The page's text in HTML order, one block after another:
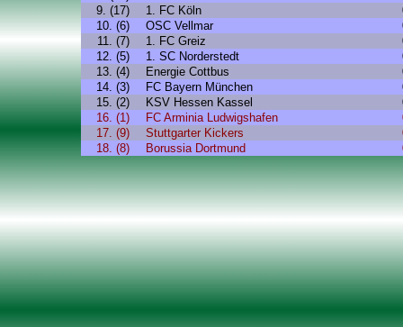
9. (17)
1. FC Köln
10. (6)
OSC Vellmar
11. (7)
1. FC Greiz
12. (5)
1. SC Norderstedt
13. (4)
Energie Cottbus
14. (3)
FC Bayern München
15. (2)
KSV Hessen Kassel
16. (1)
FC Arminia Ludwigshafen
17. (9)
Stuttgarter Kickers
18. (8)
Borussia Dortmund